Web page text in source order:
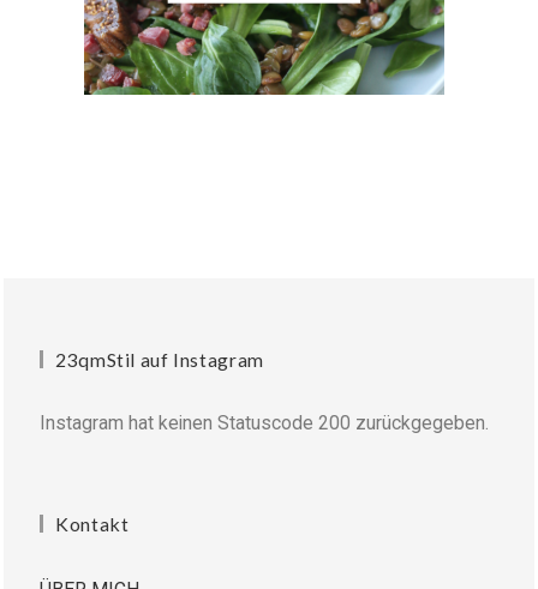
23qmStil auf Instagram
Instagram hat keinen Statuscode 200 zurückgegeben.
Kontakt